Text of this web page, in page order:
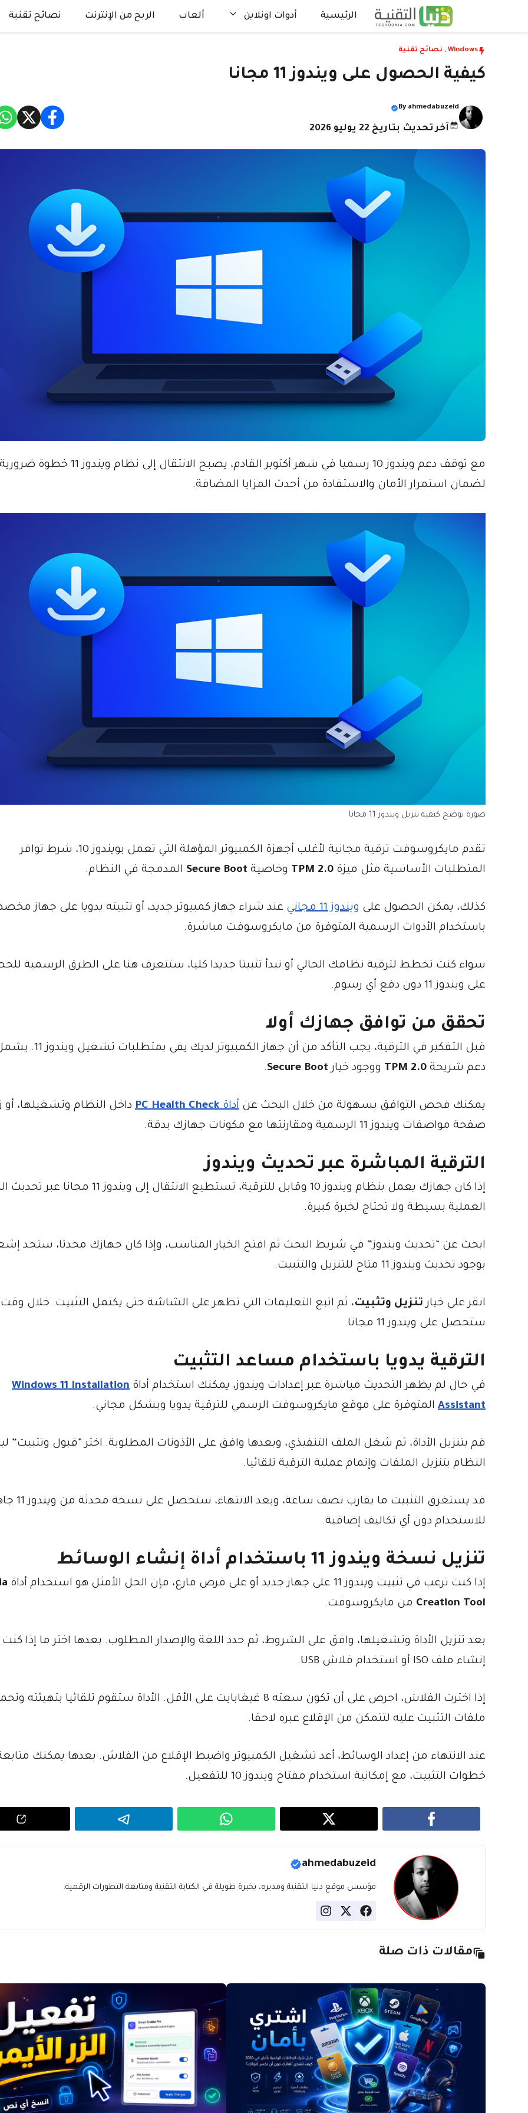
إلى
الرئيسية أدوات اونلاين ألعاب الربح من الإنترنت نصائح تقنية
Windows
, نصائح تقنية
كيفية الحصول على ويندوز 11 مجانا
By ahmedabuzeid
آخر تحديث بتاريخ 22 يوليو 2026
مع توقف دعم ويندوز 10 رسميا في شهر أكتوبر القادم، يصبح الانتقال إلى نظام ويندوز 11 خطوة ضرورية
لضمان استمرار الأمان والاستفادة من أحدث المزايا المضافة.
صورة توضح كيفية تنزيل ويندوز 11 مجانا
تقدم مايكروسوفت ترقية مجانية لأغلب أجهزة الكمبيوتر المؤهلة التي تعمل بويندوز 10، شرط توافر
المتطلبات الأساسية مثل ميزة TPM 2.0 وخاصية Secure Boot المدمجة في النظام.
كذلك، يمكن الحصول على ويندوز 11 مجاني
عند شراء جهاز كمبيوتر جديد، أو تثبيته يدويا على جهاز
باستخدام الأدوات الرسمية المتوفرة من مايكروسوفت مباشرة.
سواء كنت تخطط لترقية نظامك الحالي أو تبدأ تثبيتا جديدا كليا، ستتعرف هنا على الطرق الرسمية
على ويندوز 11 دون دفع أي رسوم.
تحقق من توافق جهازك أولا
قبل التفكير في الترقية، يجب التأكد من أن جهاز
دعم شريحة TPM 2.0 ووجود خيار Secure Boot
.
يمكنك فحص التوافق بسهولة من خلال البحث عن أداةPC Health Check داخل النظام وتشغيلها، أو
صفحة مواصفات ويندوز 11 الرسمية ومقارنتها مع مكونات جهازك بدقة.
الترقية المباشرة عبر تحديث ويندوز
إذا كان جهازك يعمل بنظام ويندوز 10 وقابل للترقية، تستطيع الانتقال إلى ويندوز
العملية بسيطة ولا تحتاج لخبرة كبيرة.
ابحث عن “تحديث ويندوز” في شريط البحث ثم افتح الخيار المناسب، وإذا كان جهازك محدثا، ستجد
بوجود تحديث ويندوز 11 متاح للتنزيل والتثبيت.
انقر على خيار تنزيل وتثبيت، ثم اتبع التعليمات التي تظهر على الشاشة حتى يكتمل التثبيت. خلال
ستحصل على ويندوز 11 مجانا.
الترقية يدويا باستخدام مساعد التثبيت
في حال لم يظهر التحديث مباشرة عبر إعدادات ويندوز، يمكنك استخدام أداة Windows 11 Installation
Assistant المتوفرة على موقع مايكروسوفت الرسمي للترقية يدويا وبشكل مجاني.
قم بتنزيل الأداة، ثم شغل الملف التنفيذي، وبعدها وافق على الأذونات المطلوبة. اختر “قبول وتثبيت”
النظام بتنزيل الملفات وإتمام عملية الترقية تلقائيا.
قد يستغرق التثبيت ما يقارب نصف ساعة،
للاستخدام دون أي تكاليف إضافية.
تنزيل نسخة ويندوز 11 باستخدام أداة إنشاء الوسائط
إذا كنت ترغب في تثبيت ويندوز 11 على جهاز جديد أو على قرص فارغ، فإن الحل الأمثل هو استخدام أداة
Creation Tool من مايكروسوفت.
بعد تنزيل الأداة وتشغيلها، وافق على الشروط، ثم حدد اللغة والإصدار المطلوب. بعدها اختر ما إذا كنت
إنشاء ملف ISO أو استخدام فلاش USB.
إذا اخترت الفلاش، احرص على أن تكون سعته 8 غيغابايت على الأقل. الأداة ستقوم تلقائيا بتهيئته
ملفات التثبيت عليه لتتمكن من الإقلاع عبره لاحقا.
عند الانتهاء من إعداد الوسائط، أعد تشغيل الكمبيوتر واضبط الإقلاع من الفلاش. بعدها يمكنك
خطوات التثبيت، مع إمكانية استخدام مفتاح ويندوز 10 للتفعيل.
ahmedabuzeid
مؤسس موقع دنيا التقنية ومديره، بخبرة طويلة في الكتابة التقنية ومتابعة التطورات الرقمية.
مقالات ذات صلة